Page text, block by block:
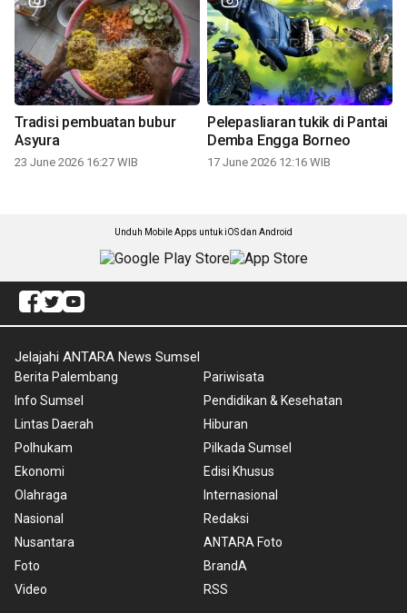
Tradisi pembuatan bubur
Asyura
23 June 2026 16:27 WIB
Pelepasliaran tukik di Pantai
Demba Engga Borneo
17 June 2026 12:16 WIB
Unduh Mobile Apps untuk iOS dan Android
Jelajahi ANTARA News Sumsel
Berita Palembang
Info Sumsel
Lintas Daerah
Polhukam
Ekonomi
Olahraga
Nasional
Nusantara
Foto
Video
Pariwisata
Pendidikan & Kesehatan
Hiburan
Pilkada Sumsel
Edisi Khusus
Internasional
Redaksi
ANTARA Foto
BrandA
RSS